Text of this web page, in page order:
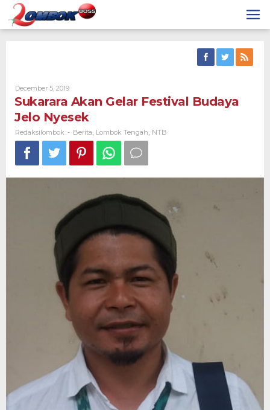
Skip
content
December 5, 2019By
Redaksilombok
Sukarara Akan Gelar Festival Budaya
Jelo Nyesek
Redaksilombok - Berita Lombok Tengah NTB